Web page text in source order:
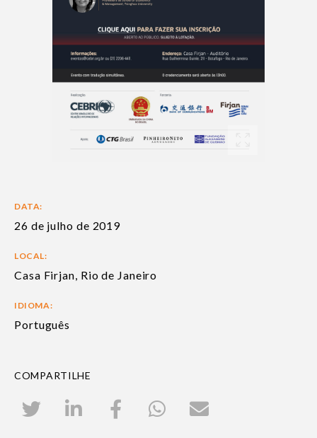
DATA:
26 de julho de 2019
LOCAL:
Casa Firjan, Rio de Janeiro
IDIOMA:
Português
COMPARTILHE